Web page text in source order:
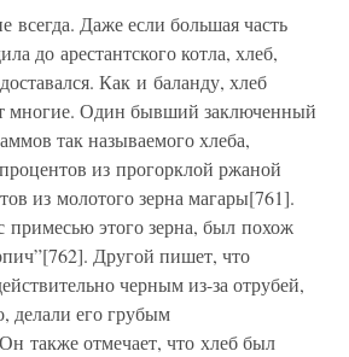
всегда. Даже если большая часть
до арестантского котла, хлеб,
Как и баланду, хлеб
Один бывший заключенный
так называемого хлеба,
из прогорклой ржаной
из молотого зерна магары[761].
этого зерна, был похож
Другой пишет, что
черным из-за отрубей,
делали его грубым
также отмечает, что хлеб был